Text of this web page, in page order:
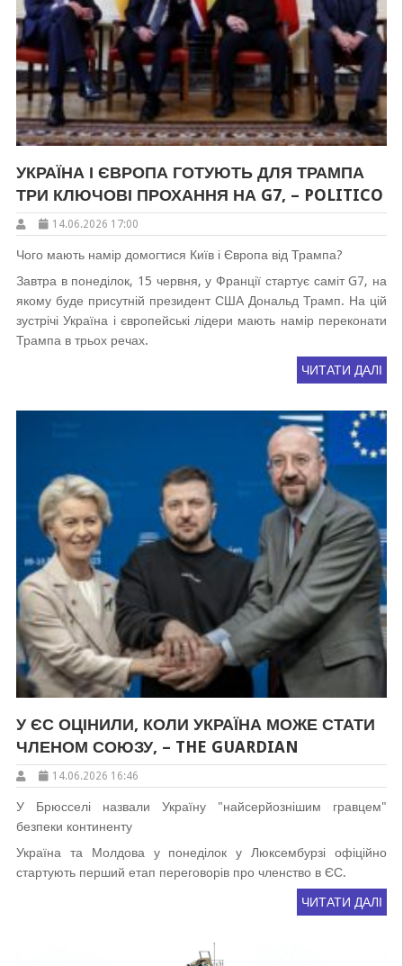
УКРАЇНА І ЄВРОПА ГОТУЮТЬ ДЛЯ ТРАМПА
ТРИ КЛЮЧОВІ ПРОХАННЯ НА G7, – POLITICO
14.06.2026 17:00
Чого мають намір домогтися Київ і Європа від Трампа?
Завтра в понеділок, 15 червня, у Франції стартує саміт G7, на
якому буде присутній президент США Дональд Трамп. На цій
зустрічі Україна і європейські лідери мають намір переконати
Трампа в трьох речах.
ЧИТАТИ ДАЛІ
У ЄС ОЦІНИЛИ, КОЛИ УКРАЇНА МОЖЕ СТАТИ
ЧЛЕНОМ СОЮЗУ, – THE GUARDIAN
14.06.2026 16:46
У Брюсселі назвали Україну "найсерйознішим гравцем"
безпеки континенту
Україна та Молдова у понеділок у Люксембурзі офіційно
стартують перший етап переговорів про членство в ЄС.
ЧИТАТИ ДАЛІ